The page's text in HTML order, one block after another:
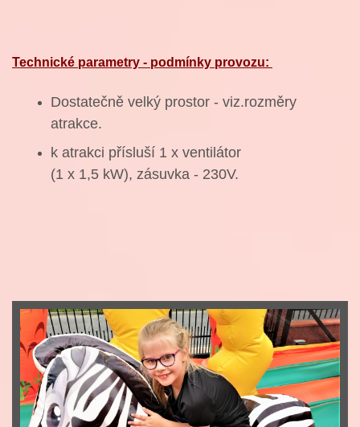
Technické parametry - podmínky provozu:
Dostatečně velký prostor - viz.rozměry
atrakce.
k atrakci přísluší 1 x ventilátor
(1 x 1,5 kW), zásuvka - 230V.